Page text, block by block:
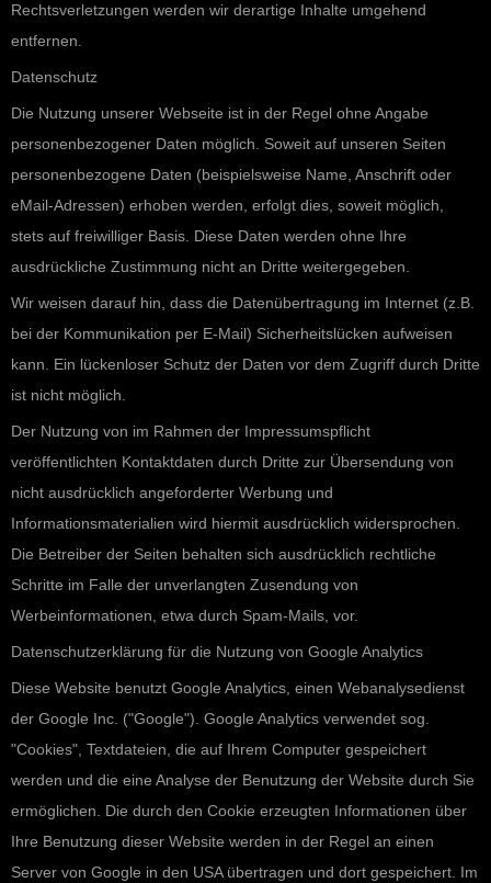
Rechtsverletzungen werden wir derartige Inhalte umgehend
entfernen.
Datenschutz
Die Nutzung unserer Webseite ist in der Regel ohne Angabe
personenbezogener Daten möglich. Soweit auf unseren Seiten
personenbezogene Daten (beispielsweise Name, Anschrift oder
eMail-Adressen) erhoben werden, erfolgt dies, soweit möglich,
stets auf freiwilliger Basis. Diese Daten werden ohne Ihre
ausdrückliche Zustimmung nicht an Dritte weitergegeben.
Wir weisen darauf hin, dass die Datenübertragung im Internet (z.B.
bei der Kommunikation per E-Mail) Sicherheitslücken aufweisen
kann. Ein lückenloser Schutz der Daten vor dem Zugriff durch Dritte
ist nicht möglich.
Der Nutzung von im Rahmen der Impressumspflicht
veröffentlichten Kontaktdaten durch Dritte zur Übersendung von
nicht ausdrücklich angeforderter Werbung und
Informationsmaterialien wird hiermit ausdrücklich widersprochen.
Die Betreiber der Seiten behalten sich ausdrücklich rechtliche
Schritte im Falle der unverlangten Zusendung von
Werbeinformationen, etwa durch Spam-Mails, vor.
Datenschutzerklärung für die Nutzung von Google Analytics
Diese Website benutzt Google Analytics, einen Webanalysedienst
der Google Inc. ("Google"). Google Analytics verwendet sog.
"Cookies", Textdateien, die auf Ihrem Computer gespeichert
werden und die eine Analyse der Benutzung der Website durch Sie
ermöglichen. Die durch den Cookie erzeugten Informationen über
Ihre Benutzung dieser Website werden in der Regel an einen
Server von Google in den USA übertragen und dort gespeichert. Im